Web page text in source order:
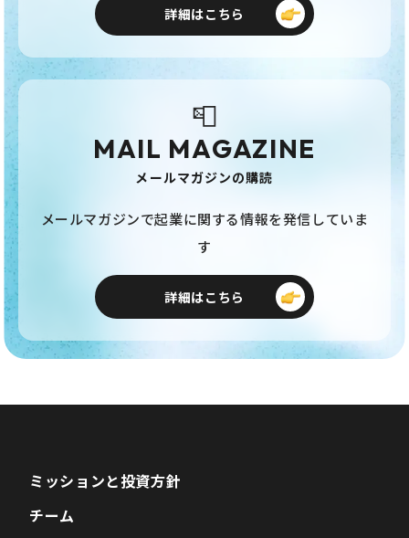
詳細はこちら
📮
MAIL MAGAZINE
メールマガジンの購読
メールマガジンで起業に関する情報を発信していま
す
詳細はこちら
ミッションと投資方針
チーム